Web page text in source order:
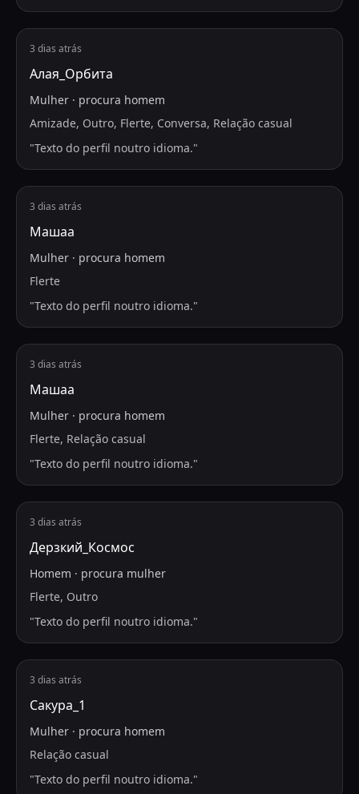
3 dias atrás
Алая_Орбита
Mulher · procura homem
Amizade, Outro, Flerte, Conversa, Relação casual
"Texto do perfil noutro idioma."
3 dias atrás
Машаа
Mulher · procura homem
Flerte
"Texto do perfil noutro idioma."
3 dias atrás
Машаа
Mulher · procura homem
Flerte, Relação casual
"Texto do perfil noutro idioma."
3 dias atrás
Дерзкий_Космос
Homem · procura mulher
Flerte, Outro
"Texto do perfil noutro idioma."
3 dias atrás
Сакура_1
Mulher · procura homem
Relação casual
"Texto do perfil noutro idioma."